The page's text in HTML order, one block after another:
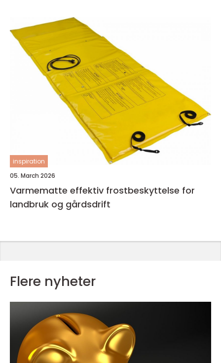
inspiration
05. March 2026
Varmematte effektiv frostbeskyttelse for
landbruk og gårdsdrift
Flere nyheter